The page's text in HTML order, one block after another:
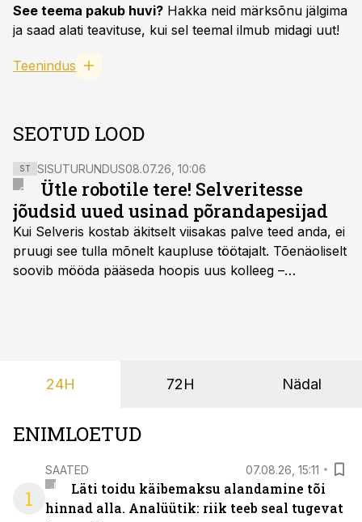
See teema pakub huvi? Hakka neid märksõnu jälgima
ja saad alati teavituse, kui sel teemal ilmub midagi uut!
Teenindus
SEOTUD LOOD
ST SISUTURUNDUS08.07.26, 10:06
Ütle robotile tere! Selveritesse
jõudsid uued usinad põrandapesijad
Kui Selveris kostab äkitselt viisakas palve teed anda, ei
pruugi see tulla mõnelt kaupluse töötajalt. Tõenäoliselt
soovib mööda pääseda hoopis uus kolleeg –
24H 72H Nädal
ENIMLOETUD
1
SAATED 07.08.26, 15:11
Läti toidu käibemaksu alandamine tõi
hinnad alla. Analüütik: riik teeb seal tugevat